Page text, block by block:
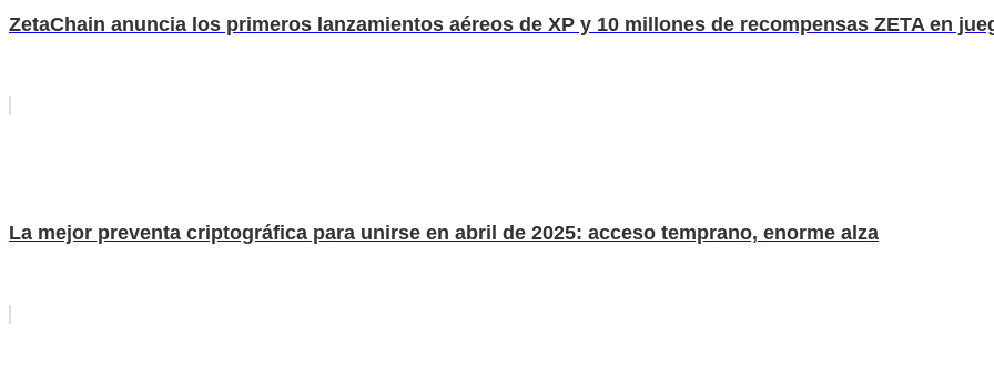
ZetaChain anuncia los primeros lanzamientos aéreos de XP y 10 millones de recompensas ZETA en
La mejor preventa criptográfica para unirse en abril de 2025: acceso temprano, enorme alza